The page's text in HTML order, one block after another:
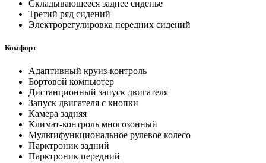
Складывающееся заднее сиденье
Третий ряд сидений
Электрорегулировка передних сидений
Комфорт
Адаптивный круиз-контроль
Бортовой компьютер
Дистанционный запуск двигателя
Запуск двигателя с кнопки
Камера задняя
Климат-контроль многозонный
Мультифункциональное рулевое колесо
Парктроник задний
Парктроник передний